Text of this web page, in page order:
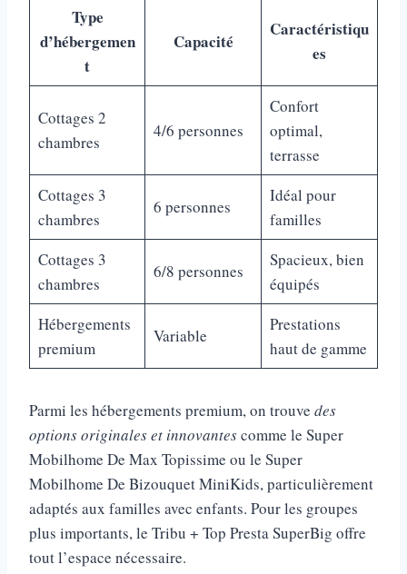
Type
d’hébergemen
t
Capacité
Caractéristiqu
es
Cottages 2
chambres
4/6 personnes
Confort
optimal,
terrasse
Cottages 3
chambres
6 personnes
Idéal pour
familles
Cottages 3
chambres
6/8 personnes
Spacieux, bien
équipés
Hébergements
premium
Variable
Prestations
haut de gamme
Parmi les hébergements premium, on trouve des
options originales et innovantescomme le Super
Mobilhome De Max Topissime ou le Super
Mobilhome De Bizouquet MiniKids, particulièrement
adaptés aux familles avec enfants. Pour les groupes
plus importants, le Tribu + Top Presta SuperBig offre
tout l’espace nécessaire.